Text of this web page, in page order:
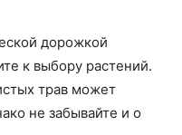
дорожкой
к выбору растений.
трав может
не забывайте и о